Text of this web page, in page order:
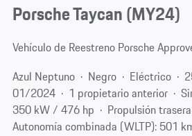
Porsche Taycan (MY24)
Vehículo de Reestreno Porsche
Azul Neptuno
Negro Eléctrico
01/2024
1 propietario anterior
350 kW / 476 hp
Propulsión trasera
Autonomía combinada (WLTP): 501